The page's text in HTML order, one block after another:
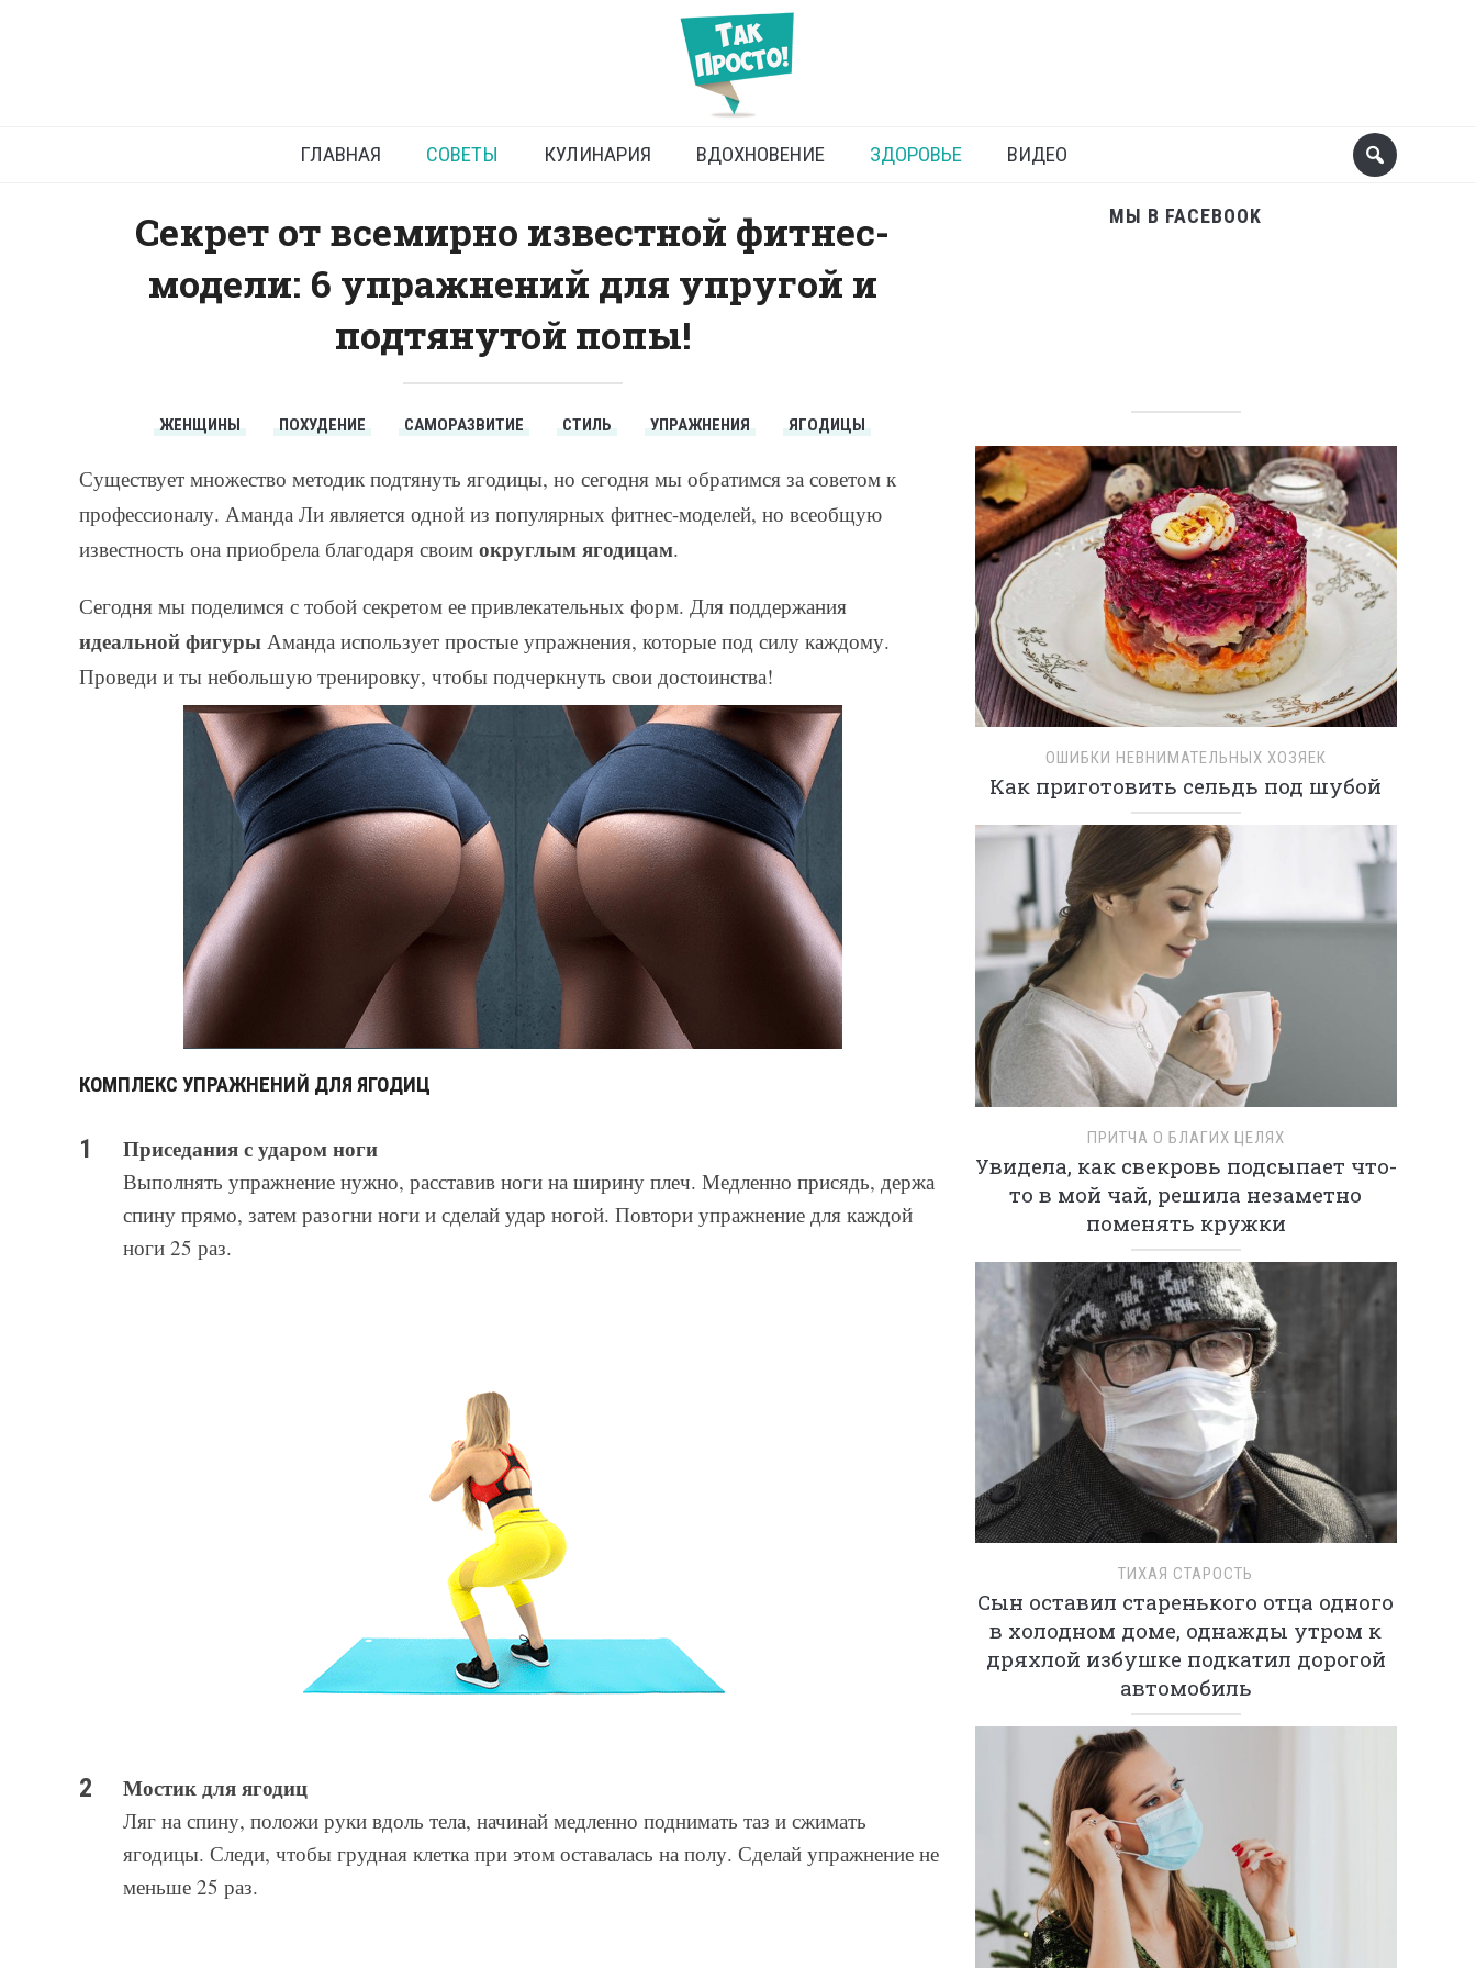
Комплекс упражнений для ягодиц
ГЛАВНАЯ СОВЕТЫ КУЛИНАРИЯ ВДОХНОВЕНИЕ ЗДОРОВЬЕ ВИДЕО
Секрет от всемирно известной фитнес-
модели: 6 упражнений для упругой и
подтянутой попы!
ЖЕНЩИНЫ ПОХУДЕНИЕ САМОРАЗВИТИЕ СТИЛЬ УПРАЖНЕНИЯ ЯГОДИЦЫ
Существует множество методик подтянуть ягодицы, но сегодня мы обратимся за советом к
профессионалу. Аманда Ли является одной из популярных фитнес-моделей, но всеобщую
известность она приобрела благодаря своим округлым ягодицам.
Сегодня мы поделимся с тобой секретом ее привлекательных форм. Для поддержания
идеальной фигуры Аманда использует простые упражнения, которые под силу каждому.
Проведи и ты небольшую тренировку, чтобы подчеркнуть свои достоинства!
КОМПЛЕКС УПРАЖНЕНИЙ ДЛЯ ЯГОДИЦ
Приседания с ударом ноги
Выполнять упражнение нужно, расставив ноги на ширину плеч. Медленно присядь, держа
спину прямо, затем разогни ноги и сделай удар ногой. Повтори упражнение для каждой
ноги 25 раз.
Мостик для ягодиц
Ляг на спину, положи руки вдоль тела, начинай медленно поднимать таз и сжимать
ягодицы. Следи, чтобы грудная клетка при этом оставалась на полу. Сделай упражнение не
меньше 25 раз.
МЫ В FACEBOOK
ОШИБКИ НЕВНИМАТЕЛЬНЫХ ХОЗЯЕК
Как приготовить сельдь под шубой
ПРИТЧА О БЛАГИХ ЦЕЛЯХ
Увидела, как свекровь подсыпает что-
то в мой чай, решила незаметно
поменять кружки
ТИХАЯ СТАРОСТЬ
Сын оставил старенького отца одного
в холодном доме, однажды утром к
дряхлой избушке подкатил дорогой
автомобиль